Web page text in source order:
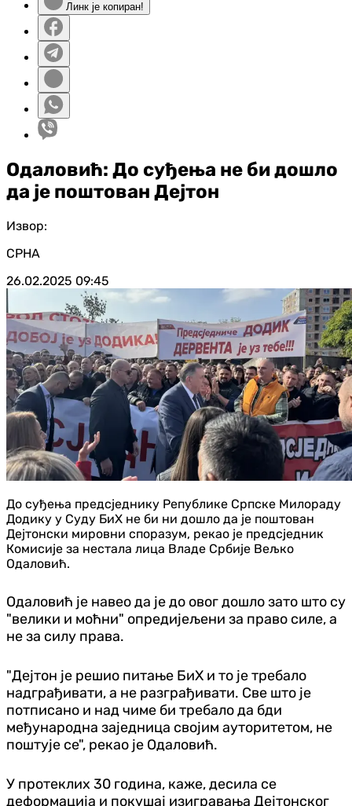
Линк је копиран!
Одаловић: До суђења не би дошло
да је поштован Дејтон
Извор:
СРНА
26.02.2025 09:45
До суђења предсједнику Републике Српске Милораду
Додику у Суду БиХ не би ни дошло да је поштован
Дејтонски мировни споразум, рекао је предсједник
Комисије за нестала лица Владе Србије Вељко
Одаловић.
Одаловић је навео да је до овог дошло зато што су
"велики и моћни" опредијељени за право силе, а
не за силу права.
"Дејтон је решио питање БиХ и то је требало
надграђивати, а не разграђивати. Све што је
потписано и над чиме би требало да бди
међународна заједница својим ауторитетом, не
поштује се", рекао је Одаловић.
У протеклих 30 година, каже, десила се
деформација и покушај изигравања Дејтонског